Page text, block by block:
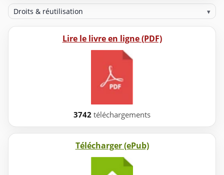
Droits & réutilisation ▾
Lire le livre en ligne (PDF)
3742 téléchargements
Télécharger (ePub)